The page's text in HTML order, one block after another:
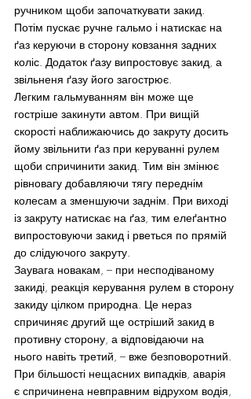
ручником щоби започаткувати закид.
Потім пускає ручне гальмо і натискає на
ґаз керуючи в сторону ковзання задних
коліс. Додаток ґазу випростовує закид, а
звільненя ґазу його загострює.
Легким гальмуванням він може ще
гостріше закинути автом. При вищій
скорості наближаючись до закруту досить
йому звільнити ґаз при керуванні рулем
щоби спричинити закид. Тим він змінює
рівновагу добавляючи тягу переднім
колесам а зменшуючи заднім. При виході
із закруту натискає на ґаз, тим елеґантно
випростовуючи закид і рветься по прямій
до слідуючого закруту.
Заувага новакам, – при несподіваному
закиді, реакція керування рулем в сторону
закиду цілком природна. Це нераз
спричиняє другий ще остріший закид в
противну сторону, а відповідаючи на
нього навіть третий, – вже безповоротний.
При більшості нещасних випадків, аварія
є спричинена невправним відрухом водія,